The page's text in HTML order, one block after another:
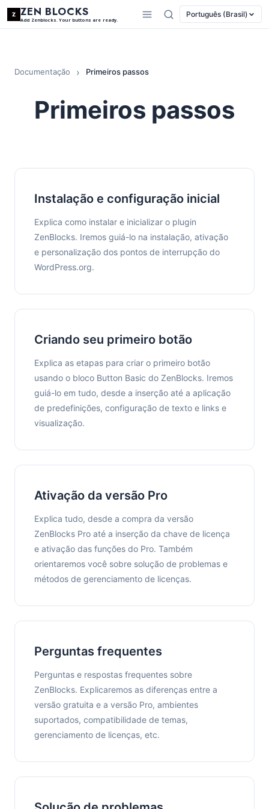
ZEN BLOCKS
Add Zenblocks. Your buttons are ready.
Português (Brasil)
Documentação Primeiros passos
Primeiros passos
Instalação e configuração inicial
Explica como instalar e inicializar o plugin
ZenBlocks. Iremos guiá-lo na instalação, ativação
e personalização dos pontos de interrupção do
WordPress.org.
Criando seu primeiro botão
Explica as etapas para criar o primeiro botão
usando o bloco Button Basic do ZenBlocks. Iremos
guiá-lo em tudo, desde a inserção até a aplicação
de predefinições, configuração de texto e links e
visualização.
Ativação da versão Pro
Explica tudo, desde a compra da versão
ZenBlocks Pro até a inserção da chave de licença
e ativação das funções do Pro. Também
orientaremos você sobre solução de problemas e
métodos de gerenciamento de licenças.
Perguntas frequentes
Perguntas e respostas frequentes sobre
ZenBlocks. Explicaremos as diferenças entre a
versão gratuita e a versão Pro, ambientes
suportados, compatibilidade de temas,
gerenciamento de licenças, etc.